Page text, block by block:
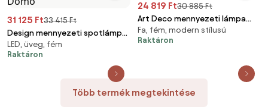
31 125 Ft33 415 Ft
Design mennyezeti spotlámpa
fekete füstüveggel 4-lámpás -
Domo
LED, üveg, fém
Raktáron
24 819 Ft30 885 Ft
Art Deco mennyezeti lámpa
fekete fa 6-lámpás - Sydney
Fa, fém, modern stílusú
Raktáron
Több termék megtekintése